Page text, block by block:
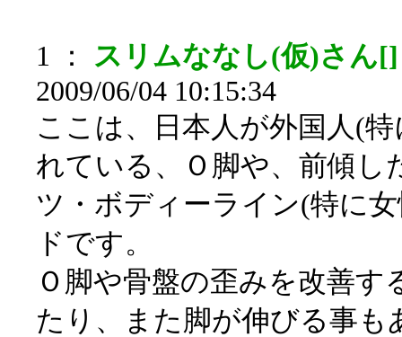
1 ： スリムななし(仮)さん
2009/06/04 10:15:34
ここは、日本人が外国人(
れている、Ｏ脚や、前傾し
ツ・ボディーライン(特に
ドです。
Ｏ脚や骨盤の歪みを改善す
たり、また脚が伸びる事も